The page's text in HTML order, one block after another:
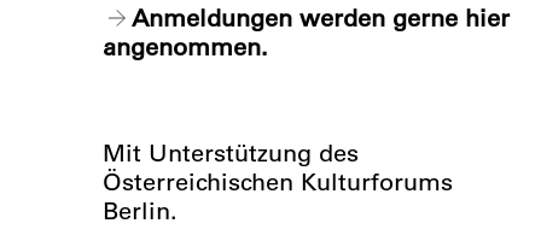
Anmeldungen werden gerne hier
angenommen.
Mit Unterstützung des
Österreichischen Kulturforums
Berlin.